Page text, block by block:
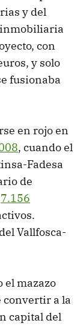
y del
inmobiliaria
con
y solo
fusionaba
en rojo en
, cuando el
Fadesa
de
7.156
Vallfosca-
el mazazo
convertir a la
capital del